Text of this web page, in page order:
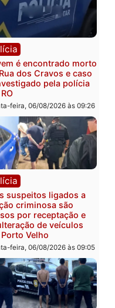
Política
Ministro Dias Tofolli , do
TSE, determina
e processamento da
que pode levar à perda
mandato da prefeita de
Pimenta Bueno
quinta-feira, 06/08/2026 às
Polícia
Jovem é encontrado
na Rua dos Cravos e
é investigado pela
em RO
quinta-feira, 06/08/2026 às